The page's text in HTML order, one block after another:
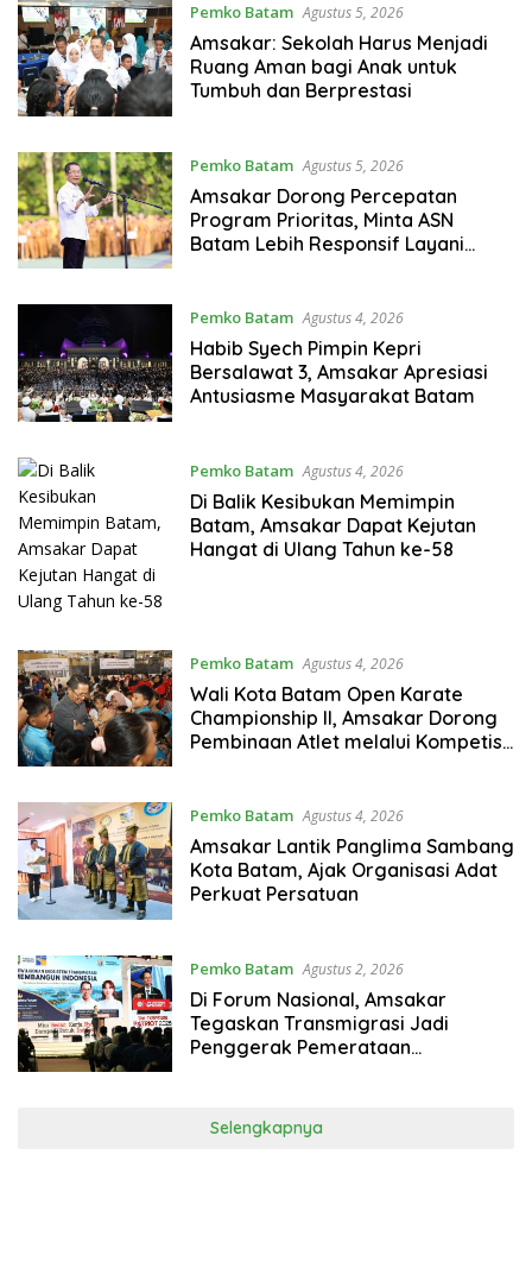
Pemko Batam Agustus 5, 2026
Amsakar: Sekolah Harus Menjadi
Ruang Aman bagi Anak untuk
Tumbuh dan Berprestasi
Pemko Batam Agustus 5, 2026
Amsakar Dorong Percepatan
Program Prioritas, Minta ASN
Batam Lebih Responsif Layani
Pemko Batam Agustus 4, 2026
Habib Syech Pimpin Kepri
Bersalawat 3, Amsakar Apresiasi
Antusiasme Masyarakat Batam
Pemko Batam Agustus 4, 2026
Di Balik Kesibukan Memimpin
Batam, Amsakar Dapat Kejutan
Hangat di Ulang Tahun ke-58
Pemko Batam Agustus 4, 2026
Wali Kota Batam Open Karate
Championship II, Amsakar Dorong
Pembinaan Atlet melalui Kompetisi
Pemko Batam Agustus 4, 2026
Amsakar Lantik Panglima Sambang
Kota Batam, Ajak Organisasi Adat
Perkuat Persatuan
Pemko Batam Agustus 2, 2026
Di Forum Nasional, Amsakar
Tegaskan Transmigrasi Jadi
Penggerak Pemerataan
Selengkapnya